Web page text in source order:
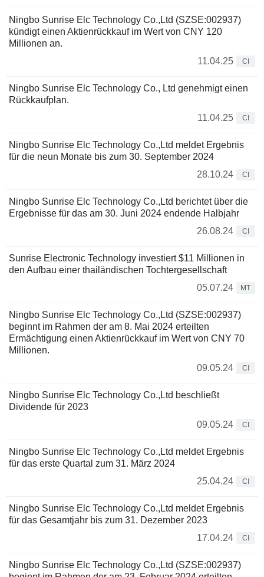
Ningbo Sunrise Elc Technology Co.,Ltd (SZSE:002937)
kündigt einen Aktienrückkauf im Wert von CNY 120
Millionen an.
11.04.25
CI
Ningbo Sunrise Elc Technology Co., Ltd genehmigt einen
Rückkaufplan.
11.04.25
CI
Ningbo Sunrise Elc Technology Co.,Ltd meldet Ergebnis
für die neun Monate bis zum 30. September 2024
28.10.24
CI
Ningbo Sunrise Elc Technology Co.,Ltd berichtet über die
Ergebnisse für das am 30. Juni 2024 endende Halbjahr
26.08.24
CI
Sunrise Electronic Technology investiert $11 Millionen in
den Aufbau einer thailändischen Tochtergesellschaft
05.07.24
MT
Ningbo Sunrise Elc Technology Co.,Ltd (SZSE:002937)
beginnt im Rahmen der am 8. Mai 2024 erteilten
Ermächtigung einen Aktienrückkauf im Wert von CNY 70
Millionen.
09.05.24
CI
Ningbo Sunrise Elc Technology Co.,Ltd beschließt
Dividende für 2023
09.05.24
CI
Ningbo Sunrise Elc Technology Co.,Ltd meldet Ergebnis
für das erste Quartal zum 31. März 2024
25.04.24
CI
Ningbo Sunrise Elc Technology Co.,Ltd meldet Ergebnis
für das Gesamtjahr bis zum 31. Dezember 2023
17.04.24
CI
Ningbo Sunrise Elc Technology Co.,Ltd (SZSE:002937)